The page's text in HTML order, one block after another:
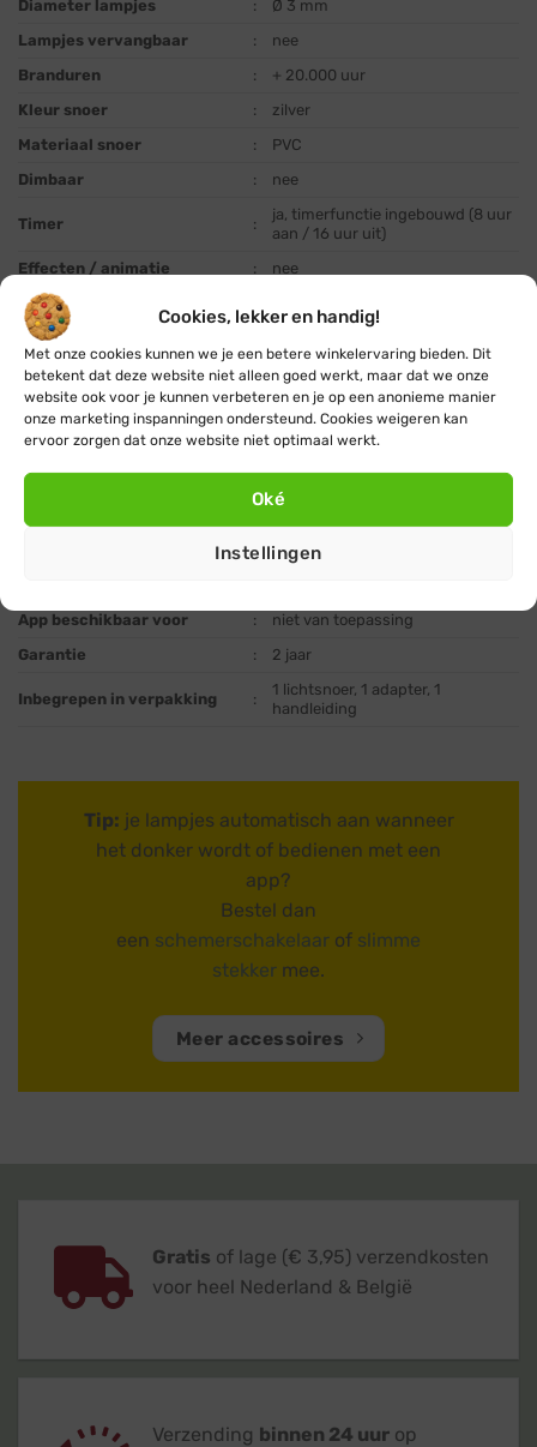
Cookies, lekker en handig!
Met onze cookies kunnen we je een betere winkelervaring bieden. Dit
betekent dat deze website niet alleen goed werkt, maar dat we onze
website ook voor je kunnen verbeteren en je op een anonieme manier
onze marketing inspanningen ondersteund. Cookies weigeren kan
ervoor zorgen dat onze website niet optimaal werkt.
Oké
Instellingen
Diameter lampjes :
Ø 3 mm
Lampjes vervangbaar
:
nee
Branduren
:
+ 20.000 uur
Kleur snoer
:
zilver
Materiaal snoer
:
PVC
Dimbaar
: nee
Timer :
ja, timerfunctie ingebouwd (8 uur
aan / 16 uur uit)
Effecten / animatie
:
nee
Koppelbaar
Beschermingsgraad
Energiebron
:
adapter
Adapter of aansluitsnoer
inbegrepen
: ja
: laagspanning (adapter)
:
3,6 Watt
App beschikbaar voor
:
niet van toepassing
Garantie
: 2 jaar
Inbegrepen in verpakking :
1 lichtsnoer, 1 adapter, 1
handleiding
Tip: je lampjes automatisch aan wanneer
het donker wordt of bedienen met een
app?
Bestel dan
een schemerschakelaar of slimme
stekker mee.
Meer accessoires
Gratis of lage (€ 3,95) verzendkosten
voor heel Nederland & België
Verzending binnen 24 uur op